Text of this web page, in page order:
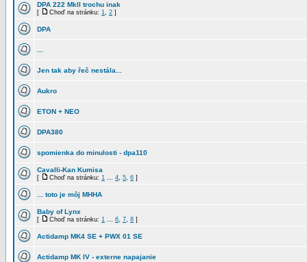
DPA 222 Mkll trochu inak
[ Choď na stránku: 1, 2 ]
DPA
Jen tak aby řeč nestála...
Aukro
ETON + NEO
DPA380
spomienka do minulosti - dpa110
Cavalli-Kan Kumisa
[ Choď na stránku: 1 ... 4, 5, 6 ]
... toto je môj MHHA
Baby of Lynx
[ Choď na stránku: 1 ... 6, 7, 8 ]
Actidamp MK4 SE + PWX 01 SE
Actidamp MK IV - externe napajanie